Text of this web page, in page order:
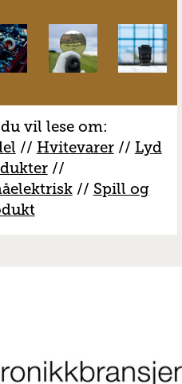
vil lese om:
// Hvitevarer// Lyd
//
// Spill og